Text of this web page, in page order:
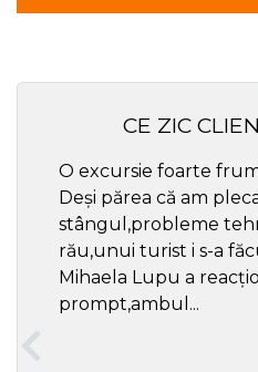
CE ZIC
O excursie foarte
Deși părea că am
stângul,probleme
rău,unui turist i s-a
Mihaela Lupu a
prompt,ambul...